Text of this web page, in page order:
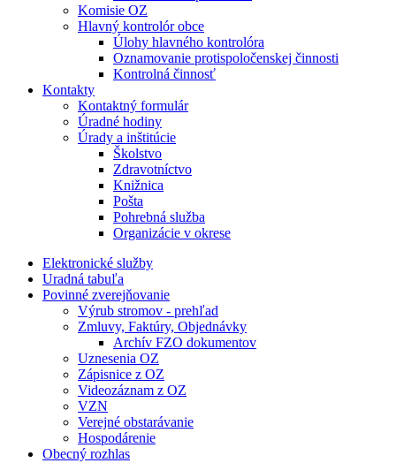
Komisie OZ
Hlavný kontrolór obce
Úlohy hlavného kontrolóra
Oznamovanie protispoločenskej činnosti
Kontrolná činnosť
Kontakty
Kontaktný formulár
Úradné hodiny
Úrady a inštitúcie
Školstvo
Zdravotníctvo
Knižnica
Pošta
Pohrebná služba
Organizácie v okrese
Elektronické služby
Uradná tabuľa
Povinné zverejňovanie
Výrub stromov - prehľad
Zmluvy, Faktúry, Objednávky
Archív FZO dokumentov
Uznesenia OZ
Zápisnice z OZ
Videozáznam z OZ
VZN
Verejné obstarávanie
Hospodárenie
Obecný rozhlas